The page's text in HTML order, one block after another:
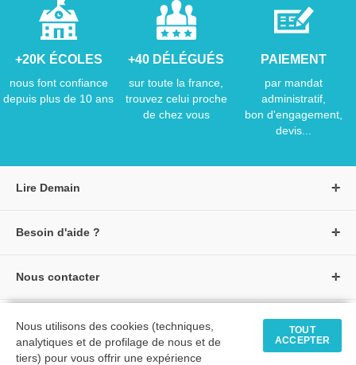
+20K ÉCOLES
nous font confiance
depuis plus de 10 ans
+40 DÉLÉGUÉS
sur toute la france,
trouvez celui proche
de chez vous
PAIEMENT
par mandat
administratif,
bon d'engagement,
devis...
Lire Demain
Créer un compte
★ Avis clients vérifiés
Besoin d'aide ?
Livraisons et retours
Tarifs négociés
Nous contacter
Formulaire de contact
Siège social
Tous nos livres
Livres petite enfance
Nous utilisons des cookies (techniques,
analytiques et de profilage de nous et de
tiers) pour vous offrir une expérience
TOUT
ACCEPTER